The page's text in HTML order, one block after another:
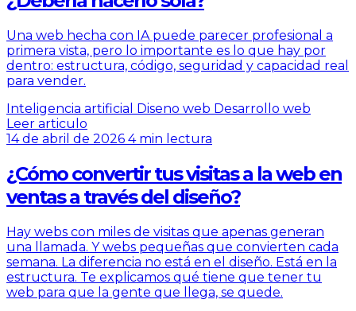
Una web hecha con IA puede parecer profesional a
primera vista, pero lo importante es lo que hay por
dentro: estructura, código, seguridad y capacidad real
para vender.
Inteligencia artificial Diseno web Desarrollo web
Leer articulo
14 de abril de 2026 4 min lectura
¿Cómo convertir tus visitas a la web en
ventas a través del diseño?
Hay webs con miles de visitas que apenas generan
una llamada. Y webs pequeñas que convierten cada
semana. La diferencia no está en el diseño. Está en la
estructura. Te explicamos qué tiene que tener tu
web para que la gente que llega, se quede.